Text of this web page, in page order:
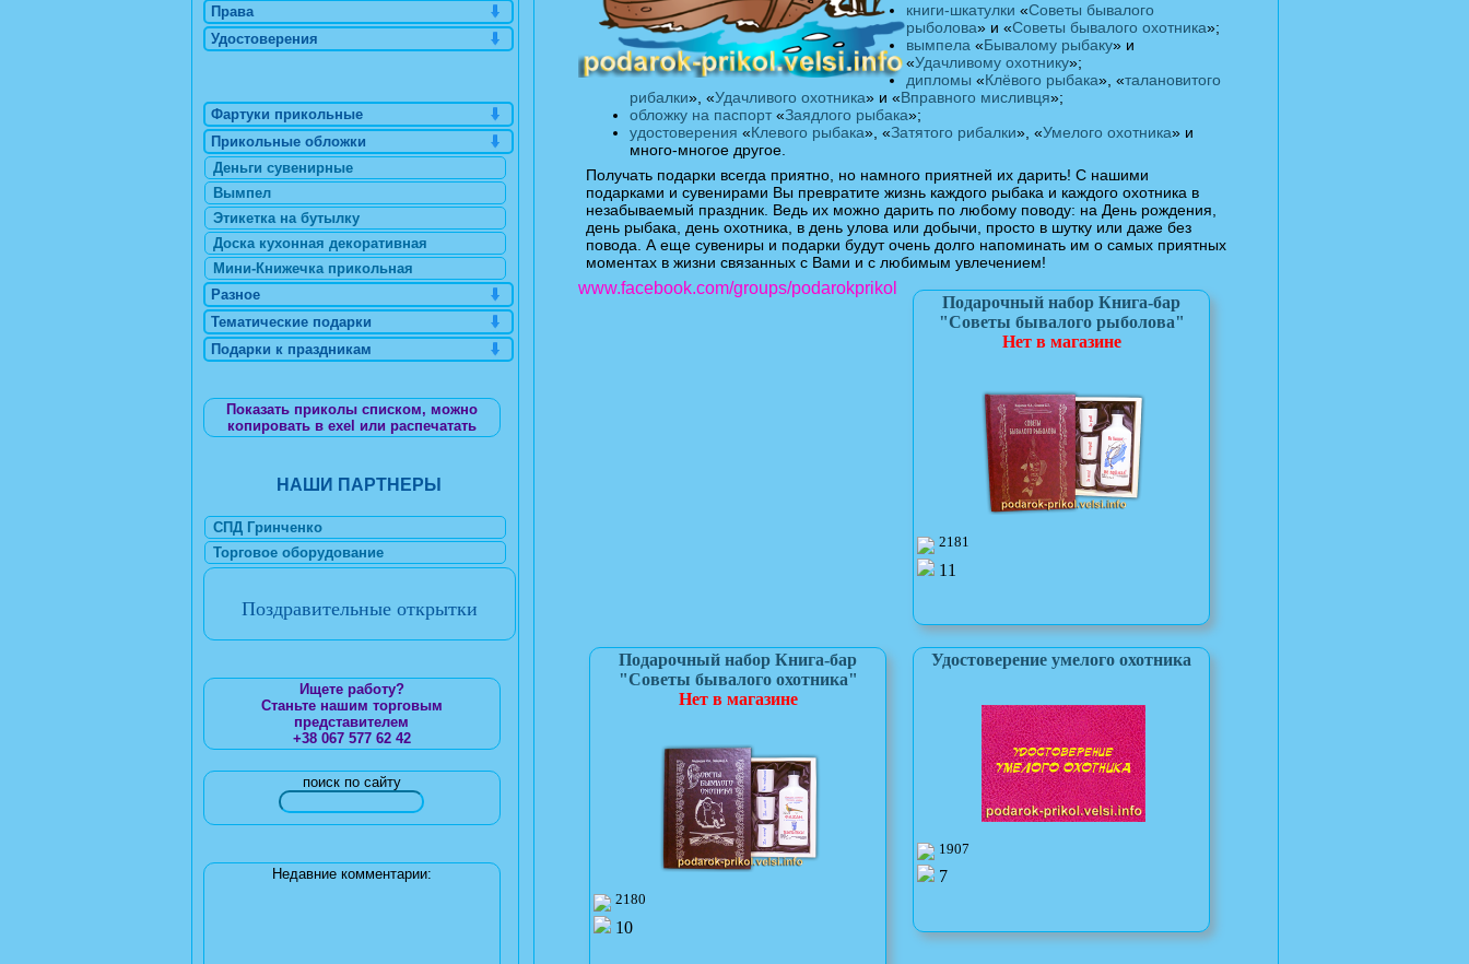
книги-шкатулки «Советы бывалого
рыболова» и «Советы бывалого охотника»;
вымпела «Бывалому рыбаку» и
«Удачливому охотнику»;
дипломы «Клёвого рыбака», «талановитого
рибалки», «Удачливого охотника» и «Вправного мисливця»;
обложку на паспорт «Заядлого рыбака»;
удостоверения «Клевого рыбака», «Затятого рибалки», «Умелого охотника» и
много-многое другое.
Получать подарки всегда приятно, но намного приятней их дарить! С нашими
подарками и сувенирами Вы превратите жизнь каждого рыбака и каждого охотника в
незабываемый праздник. Ведь их можно дарить по любому поводу: на День рождения,
день рыбака, день охотника, в день улова или добычи, просто в шутку или даже без
повода. А еще сувениры и подарки будут очень долго напоминать им о самых приятных
моментах в жизни связанных с Вами и с любимым увлечением!
www.facebook.com/groups/podarokprikol
Подарочный набор Книга-бар
"Советы бывалого рыболова"
Нет в магазине
2181
11
Подарочный набор Книга-бар
"Советы бывалого охотника"
Нет в магазине
2180
10
Удостоверение умелого охотника
1907
7
Права
Удостоверения
Фартуки прикольные
Прикольные обложки
Деньги сувенирные
Вымпел
Этикетка на бутылку
Доска кухонная декоративная
Мини-Книжечка прикольная
Разное
Тематические подарки
Подарки к праздникам
Показать приколы списком, можно
копировать в exel или распечатать
НАШИ ПАРТНЕРЫ
СПД Гринченко
Торговое оборудование
Поздравительные открытки
Ищете работу?
Станьте нашим торговым
представителем
+38 067 577 62 42
поиск по сайту
Недавние комментарии: